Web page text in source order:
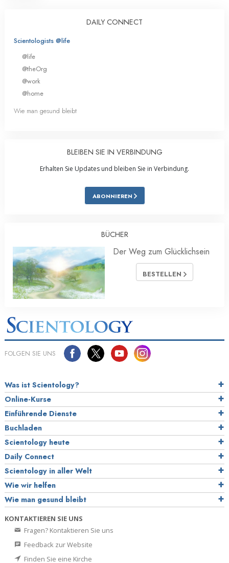
DAILY CONNECT
Scientologists @life
@life
@theOrg
@work
@home
Wie man gesund bleibt
BLEIBEN SIE IN VERBINDUNG
Erhalten Sie Updates und bleiben Sie in Verbindung.
ABONNIEREN
BÜCHER
Der Weg zum Glücklichsein
BESTELLEN
FOLGEN SIE UNS
Was ist Scientology?
Online-Kurse
Einführende Dienste
Buchladen
Scientology heute
Daily Connect
Scientology in aller Welt
Wie wir helfen
Wie man gesund bleibt
KONTAKTIEREN SIE UNS
Fragen? Kontaktieren Sie uns
Feedback zur Website
Finden Sie eine Kirche